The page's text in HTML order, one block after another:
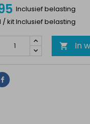
Inclusief belasting
/ kit Inclusief belasting
 In
Delen